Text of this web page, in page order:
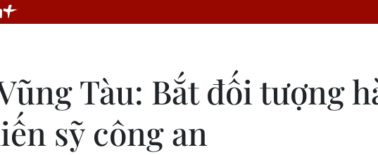
Tàu: Bắt đối tượng
sỹ công an